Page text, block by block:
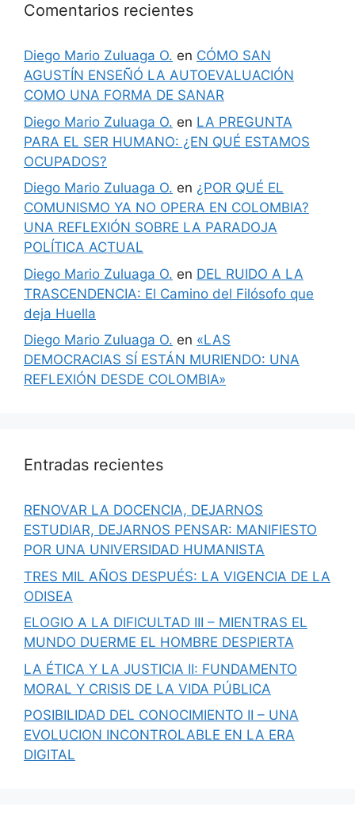
Comentarios recientes
Diego Mario Zuluaga O. en CÓMO SAN
AGUSTÍN ENSEÑÓ LA AUTOEVALUACIÓN
COMO UNA FORMA DE SANAR
Diego Mario Zuluaga O. en LA PREGUNTA
PARA EL SER HUMANO: ¿EN QUÉ ESTAMOS
OCUPADOS?
Diego Mario Zuluaga O. en ¿POR QUÉ EL
COMUNISMO YA NO OPERA EN COLOMBIA?
UNA REFLEXIÓN SOBRE LA PARADOJA
POLÍTICA ACTUAL
Diego Mario Zuluaga O. en DEL RUIDO A LA
TRASCENDENCIA: El Camino del Filósofo que
deja Huella
Diego Mario Zuluaga O. en «LAS
DEMOCRACIAS SÍ ESTÁN MURIENDO: UNA
REFLEXIÓN DESDE COLOMBIA»
Entradas recientes
RENOVAR LA DOCENCIA, DEJARNOS
ESTUDIAR, DEJARNOS PENSAR: MANIFIESTO
POR UNA UNIVERSIDAD HUMANISTA
TRES MIL AÑOS DESPUÉS: LA VIGENCIA DE LA
ODISEA
ELOGIO A LA DIFICULTAD III – MIENTRAS EL
MUNDO DUERME EL HOMBRE DESPIERTA
LA ÉTICA Y LA JUSTICIA II: FUNDAMENTO
MORAL Y CRISIS DE LA VIDA PÚBLICA
POSIBILIDAD DEL CONOCIMIENTO II – UNA
EVOLUCION INCONTROLABLE EN LA ERA
DIGITAL